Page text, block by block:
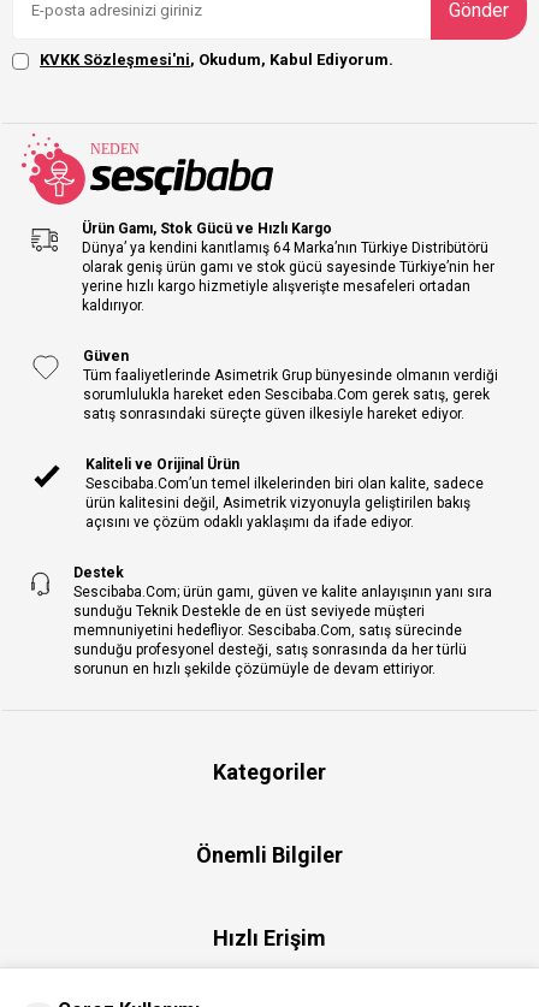
Gönder
KVKK Sözleşmesi'ni, Okudum, Kabul Ediyorum.
Ürün Gamı, Stok Gücü ve Hızlı Kargo
Dünya’ ya kendini kanıtlamış 64 Marka’nın Türkiye Distribütörü
olarak geniş ürün gamı ve stok gücü sayesinde Türkiye’nin her
yerine hızlı kargo hizmetiyle alışverişte mesafeleri ortadan
kaldırıyor.
Güven
Tüm faaliyetlerinde Asimetrik Grup bünyesinde olmanın verdiği
sorumlulukla hareket eden Sescibaba.Com gerek satış, gerek
satış sonrasındaki süreçte güven ilkesiyle hareket ediyor.
Kaliteli ve Orijinal Ürün
Sescibaba.Com’un temel ilkelerinden biri olan kalite, sadece
ürün kalitesini değil, Asimetrik vizyonuyla geliştirilen bakış
açısını ve çözüm odaklı yaklaşımı da ifade ediyor.
Destek
Sescibaba.Com; ürün gamı, güven ve kalite anlayışının yanı sıra
sunduğu Teknik Destekle de en üst seviyede müşteri
memnuniyetini hedefliyor. Sescibaba.Com, satış sürecinde
sunduğu profesyonel desteği, satış sonrasında da her türlü
sorunun en hızlı şekilde çözümüyle de devam ettiriyor.
Kategoriler
Önemli Bilgiler
Hızlı Erişim